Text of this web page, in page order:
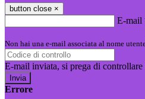
button close ×
E-mail
Non hai una e-mail associata al nome
E-mail inviata, si prega di controllare
Errore